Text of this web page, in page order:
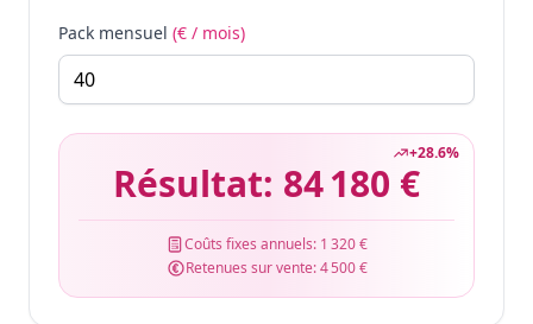
Pack mensuel (€ / mois)
+28.6%
Résultat: 84 180 €
Coûts fixes annuels: 1 320 €
Retenues sur vente:4 500 €